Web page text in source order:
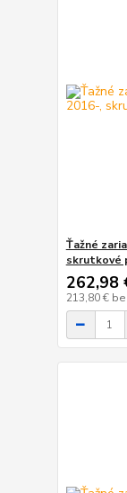
Ťažné
skrutkové
262,98
213,80 €